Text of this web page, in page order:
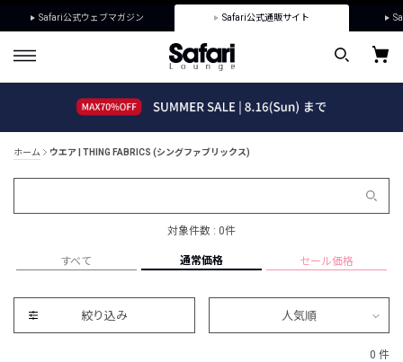
Safari公式ウェブマガジン Safari公式通販サイト
ホーム ウエア | THING FABRICS (シングファブリックス)
対象件数 : 0件
すべて 通常価格 セール価格
絞り込み 人気順
0 件